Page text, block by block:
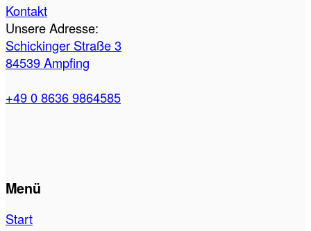
Kontakt
Unsere Adresse:
Schickinger Straße 3
84539 Ampfing
+49 0 8636 9864585
Menü
Start